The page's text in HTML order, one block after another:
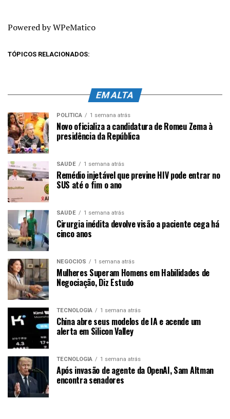
Powered by WPeMatico
TÓPICOS RELACIONADOS:
EM ALTA
POLÍTICA 1 semana atrás
Novo oficializa a candidatura de Romeu Zema à
presidência da República
SAÚDE 1 semana atrás
Remédio injetável que previne HIV pode entrar no
SUS até o fim o ano
SAÚDE 1 semana atrás
Cirurgia inédita devolve visão a paciente cega há
cinco anos
NEGÓCIOS 1 semana atrás
Mulheres Superam Homens em Habilidades de
Negociação, Diz Estudo
TECNOLOGIA 1 semana atrás
China abre seus modelos de IA e acende um
alerta em Silicon Valley
TECNOLOGIA 1 semana atrás
Após invasão de agente da OpenAI, Sam Altman
encontra senadores